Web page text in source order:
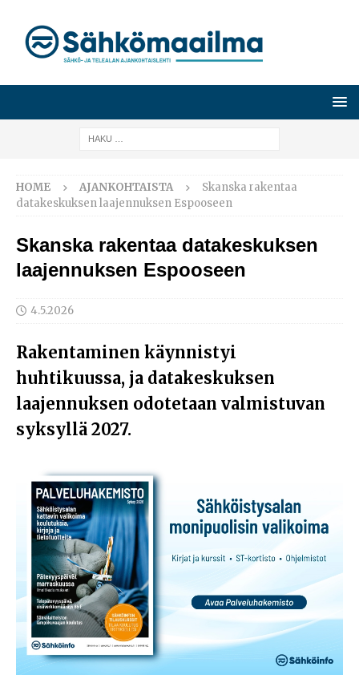
HOME AJANKOHTAISTA
Skanska rakentaa
datakeskuksen laajennuksen Espooseen
Skanska rakentaa datakeskuksen
laajennuksen Espooseen
4.5.2026
Rakentaminen käynnistyi
huhtikuussa, ja datakeskuksen
laajennuksen odotetaan valmistuvan
syksyllä 2027.